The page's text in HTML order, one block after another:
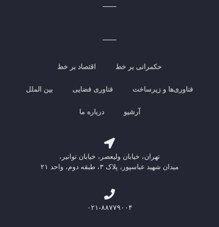
حکمرانی بر خط اقتصاد بر خط
فناوری‌ها و زیرساخت فناوری فضایی بین الملل
آرشیو درباره ما
تهران، خیابان ولیعصر، خیابان توانیر،
میدان شهید عباسپور، پلاک ۳، طبقه دوم، واحد ۲۱
۰۲۱-۸۸۷۷۹۰۰۴